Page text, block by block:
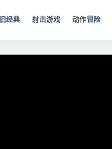
经典 射击游戏 动作冒险